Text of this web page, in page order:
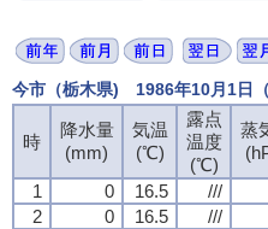
今市（栃木県) 1986年10月1日（
時
降水量
(mm)
気温
(℃)
露点
温度
(℃)
蒸
1
0 16.5 ///
2
0 16.5 ///
時
降水量
(mm)
気温
(℃)
露点
温度
(℃)
蒸
1
0 16.5 ///
2
0 16.5 ///
時
降水量
(mm)
気温
(℃)
露点
温度
(℃)
蒸
1
0 16.5 ///
2
0 16.5 ///
時
降水量
(mm)
気温
(℃)
露点
温度
(℃)
蒸
1
0 16.5 ///
2
0 16.5 ///